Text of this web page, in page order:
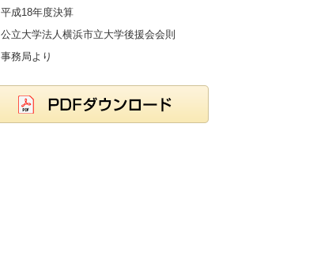
平成18年度決算
公立大学法人横浜市立大学後援会会則
事務局より